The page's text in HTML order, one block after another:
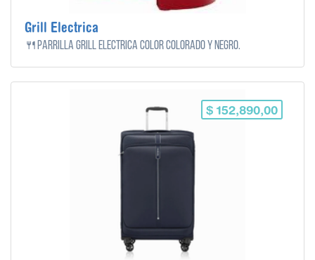
Grill Electrica
🍴Parrilla Grill Eléctrica color colorado y negro.
$ 152,890,00